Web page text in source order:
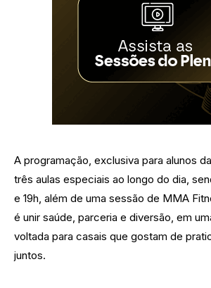
A programação, exclusiva para alunos
três aulas especiais ao longo do dia,
e 19h, além de uma sessão de MMA
é unir saúde, parceria e diversão, em
voltada para casais que gostam de
juntos.